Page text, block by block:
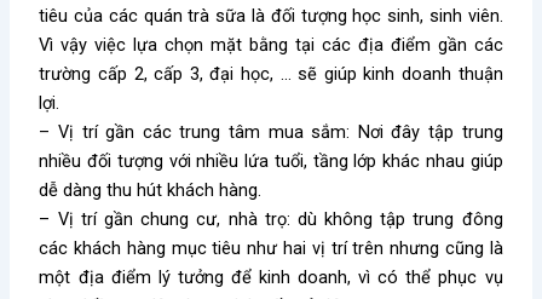
tiêu của các quán trà sữa là đối tượng học sinh, sinh viên.
Vì vậy việc lựa chọn mặt bằng tại các địa điểm gần các
trường cấp 2, cấp 3, đại học, … sẽ giúp kinh doanh thuận
lợi.
– Vị trí gần các trung tâm mua sắm: Nơi đây tập trung
nhiều đối tượng với nhiều lứa tuổi, tầng lớp khác nhau giúp
dễ dàng thu hút khách hàng.
– Vị trí gần chung cư, nhà trọ: dù không tập trung đông
các khách hàng mục tiêu như hai vị trí trên nhưng cũng là
một địa điểm lý tưởng để kinh doanh, vì có thể phục vụ